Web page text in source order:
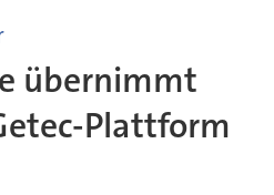
übernimmt
Plattform